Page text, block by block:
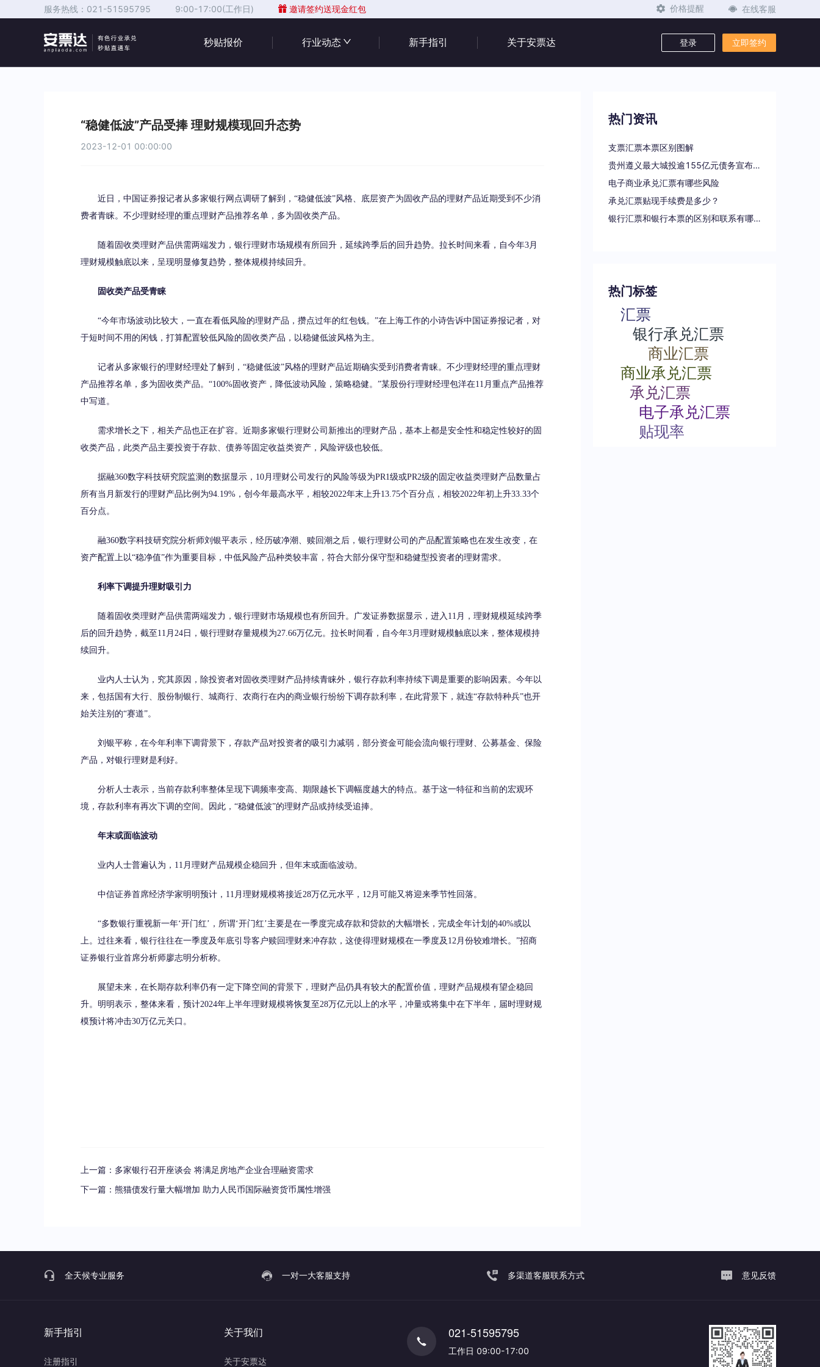
服务热线： 021-51595795 9:00-17:00(工作日) 邀请签约送现金红包 价格提醒 在线客服
秒贴报价 行业动态 新手指引 关于安票达 登录 立即签约
“稳健低波”产品受捧 理财规模现回升态势
2023-12-01 00:00:00
近日，中国证券报记者从多家银行网点调研了解到，“稳健低波”风格、底层资产为固收产品的理财产品近期受到不少消
费者青睐。不少理财经理的重点理财产品推荐名单，多为固收类产品。
随着固收类理财产品供需两端发力，银行理财市场规模有所回升，延续跨季后的回升趋势。拉长时间来看，自今年3月
理财规模触底以来，呈现明显修复趋势，整体规模持续回升。
固收类产品受青睐
“今年市场波动比较大，一直在看低风险的理财产品，攒点过年的红包钱。”在上海工作的小诗告诉中国证券报记者，对
于短时间不用的闲钱，打算配置较低风险的固收类产品，以稳健低波风格为主。
记者从多家银行的理财经理处了解到，“稳健低波”风格的理财产品近期确实受到消费者青睐。不少理财经理的重点理财
产品推荐名单，多为固收类产品。“100%固收资产，降低波动风险，策略稳健。”某股份行理财经理包洋在11月重点产品推荐
中写道。
需求增长之下，相关产品也正在扩容。近期多家银行理财公司新推出的理财产品，基本上都是安全性和稳定性较好的固
收类产品，此类产品主要投资于存款、债券等固定收益类资产，风险评级也较低。
据融360数字科技研究院监测的数据显示，10月理财公司发行的风险等级为PR1级或PR2级的固定收益类理财产品数量占
所有当月新发行的理财产品比例为94.19%，创今年最高水平，相较2022年末上升13.75个百分点，相较2022年初上升33.33个
百分点。
融360数字科技研究院分析师刘银平表示，经历破净潮、赎回潮之后，银行理财公司的产品配置策略也在发生改变，在
资产配置上以“稳净值”作为重要目标，中低风险产品种类较丰富，符合大部分保守型和稳健型投资者的理财需求。
利率下调提升理财吸引力
随着固收类理财产品供需两端发力，银行理财市场规模也有所回升。广发证券数据显示，进入11月，理财规模延续跨季
后的回升趋势，截至11月24日，银行理财存量规模为27.66万亿元。拉长时间看，自今年3月理财规模触底以来，整体规模持
续回升。
业内人士认为，究其原因，除投资者对固收类理财产品持续青睐外，银行存款利率持续下调是重要的影响因素。今年以
来，包括国有大行、股份制银行、城商行、农商行在内的商业银行纷纷下调存款利率，在此背景下，就连“存款特种兵”也开
始关注别的“赛道”。
刘银平称，在今年利率下调背景下，存款产品对投资者的吸引力减弱，部分资金可能会流向银行理财、公募基金、保险
产品，对银行理财是利好。
分析人士表示，当前存款利率整体呈现下调频率变高、期限越长下调幅度越大的特点。基于这一特征和当前的宏观环
境，存款利率有再次下调的空间。因此，“稳健低波”的理财产品或持续受追捧。
年末或面临波动
业内人士普遍认为，11月理财产品规模企稳回升，但年末或面临波动。
中信证券首席经济学家明明预计，11月理财规模将接近28万亿元水平，12月可能又将迎来季节性回落。
“多数银行重视新一年‘开门红’，所谓‘开门红’主要是在一季度完成存款和贷款的大幅增长，完成全年计划的40%或以
上。过往来看，银行往往在一季度及年底引导客户赎回理财来冲存款，这使得理财规模在一季度及12月份较难增长。”招商
证券银行业首席分析师廖志明分析称。
展望未来，在长期存款利率仍有一定下降空间的背景下，理财产品仍具有较大的配置价值，理财产品规模有望企稳回
升。明明表示，整体来看，预计2024年上半年理财规模将恢复至28万亿元以上的水平，冲量或将集中在下半年，届时理财规
模预计将冲击30万亿元关口。
上一篇： 多家银行召开座谈会 将满足房地产企业合理融资需求
下一篇： 熊猫债发行量大幅增加 助力人民币国际融资货币属性增强
热门资讯
支票汇票本票区别图解
贵州遵义最大城投逾155亿元债务宣布重组
电子商业承兑汇票有哪些风险
承兑汇票贴现手续费是多少？
银行汇票和银行本票的区别和联系有哪些（一文读懂支票、本票和汇票的区别）
热门标签
汇票
银行承兑汇票
商业汇票
商业承兑汇票
承兑汇票
电子承兑汇票
贴现率
全天候专业服务 一对一大客服支持 多渠道客服联系方式 意见反馈
新手指引
注册指引
关于我们
关于安票达
021-51595795
工作日 09:00-17:00